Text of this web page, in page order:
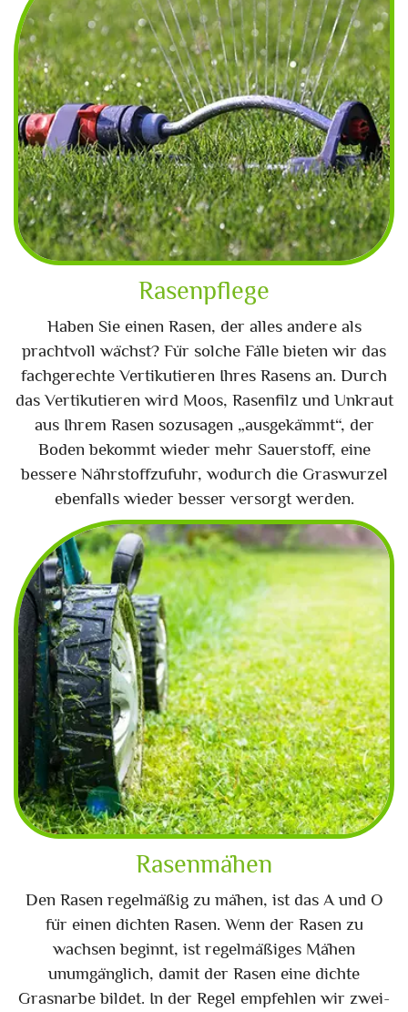
Rasenpflege
Haben Sie einen Rasen, der alles andere als
prachtvoll wächst? Für solche Fälle bieten wir das
fachgerechte Vertikutieren Ihres Rasens an. Durch
das Vertikutieren wird Moos, Rasenfilz und Unkraut
aus Ihrem Rasen sozusagen „ausgekämmt“, der
Boden bekommt wieder mehr Sauerstoff, eine
bessere Nährstoffzufuhr, wodurch die Graswurzel
ebenfalls wieder besser versorgt werden.
Rasenmähen
Den Rasen regelmäßig zu mähen, ist das A und O
für einen dichten Rasen. Wenn der Rasen zu
wachsen beginnt, ist regelmäßiges Mähen
unumgänglich, damit der Rasen eine dichte
Grasnarbe bildet. In der Regel empfehlen wir zwei-